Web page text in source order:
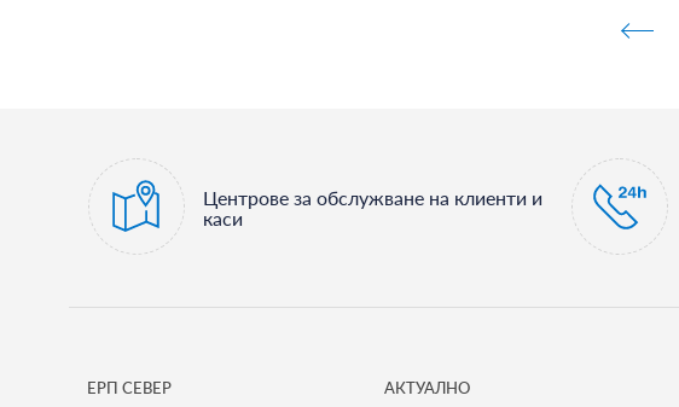
Центрове за обслужване на клиенти и
каси
ЕРП СЕВЕР
АКТУАЛНО